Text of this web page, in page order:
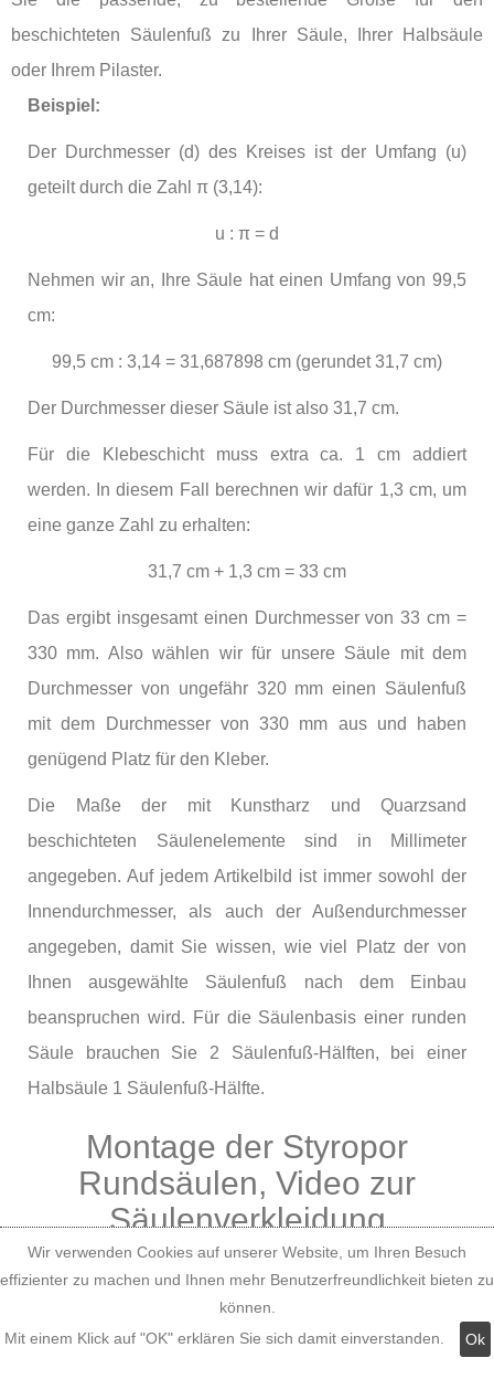
beschichteten Säulenfuß zu Ihrer Säule, Ihrer Halbsäule
oder Ihrem Pilaster.
Beispiel:
Der Durchmesser (d) des Kreises ist der Umfang (u)
geteilt durch die Zahl π (3,14):
u : π = d
Nehmen wir an, Ihre Säule hat einen Umfang von 99,5
cm:
99,5 cm : 3,14 = 31,687898 cm (gerundet 31,7 cm)
Der Durchmesser dieser Säule ist also 31,7 cm.
Für die Klebeschicht muss extra ca. 1 cm addiert
werden. In diesem Fall berechnen wir dafür 1,3 cm, um
eine ganze Zahl zu erhalten:
31,7 cm + 1,3 cm = 33 cm
Das ergibt insgesamt einen Durchmesser von 33 cm =
330 mm. Also wählen wir für unsere Säule mit dem
Durchmesser von ungefähr 320 mm einen Säulenfuß
mit dem Durchmesser von 330 mm aus und haben
genügend Platz für den Kleber.
Die Maße der mit Kunstharz und Quarzsand
beschichteten Säulenelemente sind in Millimeter
angegeben. Auf jedem Artikelbild ist immer sowohl der
Innendurchmesser, als auch der Außendurchmesser
angegeben, damit Sie wissen, wie viel Platz der von
Ihnen ausgewählte Säulenfuß nach dem Einbau
beanspruchen wird. Für die Säulenbasis einer runden
Säule brauchen Sie 2 Säulenfuß-Hälften, bei einer
Halbsäule 1 Säulenfuß-Hälfte.
Montage der Styropor
Rundsäulen, Video zur
Säulenverkleidung
Wir verwenden Cookies auf unserer Website, um Ihren Besuch
effizienter zu machen und Ihnen mehr Benutzerfreundlichkeit bieten zu
können.
Mit einem Klick auf "OK" erklären Sie sich damit einverstanden.
Ok